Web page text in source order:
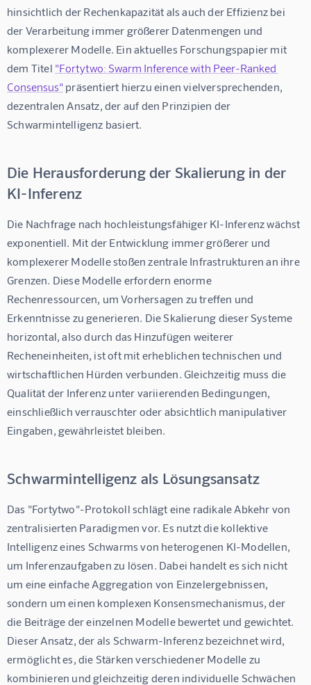
hinsichtlich der Rechenkapazität als auch der Effizienz bei
der Verarbeitung immer größerer Datenmengen und
komplexerer Modelle. Ein aktuelles Forschungspapier mit
dem Titel "Fortytwo: Swarm Inference with Peer-Ranked
Consensus" präsentiert hierzu einen vielversprechenden,
dezentralen Ansatz, der auf den Prinzipien der
Schwarmintelligenz basiert.
Die Herausforderung der Skalierung in der
KI-Inferenz
Die Nachfrage nach hochleistungsfähiger KI-Inferenz wächst
exponentiell. Mit der Entwicklung immer größerer und
komplexerer Modelle stoßen zentrale Infrastrukturen an ihre
Grenzen. Diese Modelle erfordern enorme
Rechenressourcen, um Vorhersagen zu treffen und
Erkenntnisse zu generieren. Die Skalierung dieser Systeme
horizontal, also durch das Hinzufügen weiterer
Recheneinheiten, ist oft mit erheblichen technischen und
wirtschaftlichen Hürden verbunden. Gleichzeitig muss die
Qualität der Inferenz unter variierenden Bedingungen,
einschließlich verrauschter oder absichtlich manipulativer
Eingaben, gewährleistet bleiben.
Schwarmintelligenz als Lösungsansatz
Das "Fortytwo"-Protokoll schlägt eine radikale Abkehr von
zentralisierten Paradigmen vor. Es nutzt die kollektive
Intelligenz eines Schwarms von heterogenen KI-Modellen,
um Inferenzaufgaben zu lösen. Dabei handelt es sich nicht
um eine einfache Aggregation von Einzelergebnissen,
sondern um einen komplexen Konsensmechanismus, der
die Beiträge der einzelnen Modelle bewertet und gewichtet.
Dieser Ansatz, der als Schwarm-Inferenz bezeichnet wird,
ermöglicht es, die Stärken verschiedener Modelle zu
kombinieren und gleichzeitig deren individuelle Schwächen